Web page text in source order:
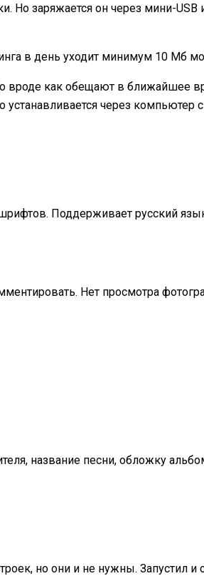
Но заряжается он через мини-
в день уходит минимум 10 Мб
вроде как обещают в ближайшее
устанавливается через
Поддерживает русский
Нет просмотра
название песни, обложку
но они и не нужны. Запустил